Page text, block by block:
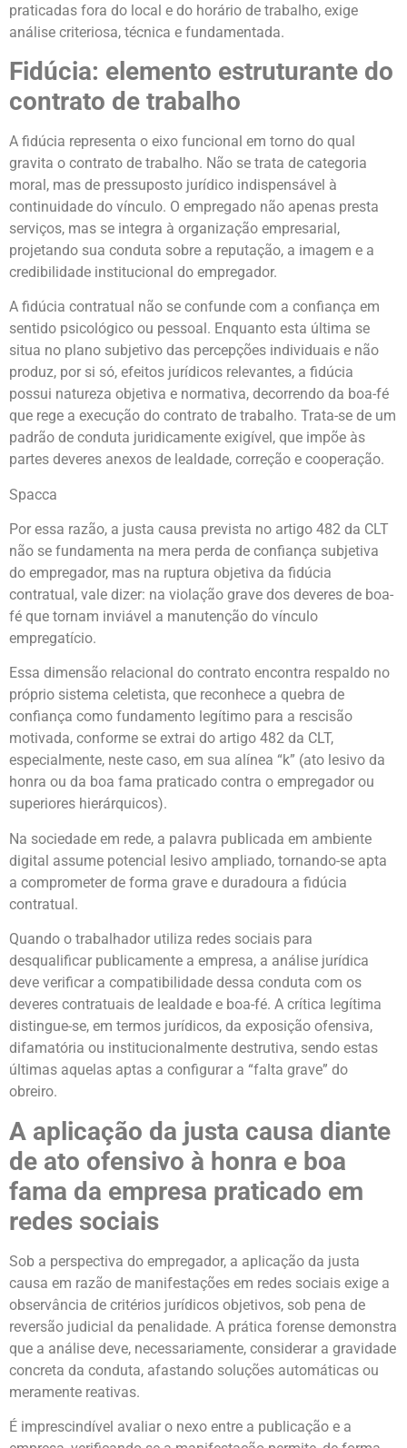
praticadas fora do local e do horário de trabalho, exige
análise criteriosa, técnica e fundamentada.
Fidúcia: elemento estruturante do
contrato de trabalho
A fidúcia representa o eixo funcional em torno do qual
gravita o contrato de trabalho. Não se trata de categoria
moral, mas de pressuposto jurídico indispensável à
continuidade do vínculo. O empregado não apenas presta
serviços, mas se integra à organização empresarial,
projetando sua conduta sobre a reputação, a imagem e a
credibilidade institucional do empregador.
A fidúcia contratual não se confunde com a confiança em
sentido psicológico ou pessoal. Enquanto esta última se
situa no plano subjetivo das percepções individuais e não
produz, por si só, efeitos jurídicos relevantes, a fidúcia
possui natureza objetiva e normativa, decorrendo da boa-fé
que rege a execução do contrato de trabalho. Trata-se de um
padrão de conduta juridicamente exigível, que impõe às
partes deveres anexos de lealdade, correção e cooperação.
Spacca
Por essa razão, a justa causa prevista no artigo 482 da CLT
não se fundamenta na mera perda de confiança subjetiva
do empregador, mas na ruptura objetiva da fidúcia
contratual, vale dizer: na violação grave dos deveres de boa-
fé que tornam inviável a manutenção do vínculo
empregatício.
Essa dimensão relacional do contrato encontra respaldo no
próprio sistema celetista, que reconhece a quebra de
confiança como fundamento legítimo para a rescisão
motivada, conforme se extrai do artigo 482 da CLT,
especialmente, neste caso, em sua alínea “k” (ato lesivo da
honra ou da boa fama praticado contra o empregador ou
superiores hierárquicos).
Na sociedade em rede, a palavra publicada em ambiente
digital assume potencial lesivo ampliado, tornando-se apta
a comprometer de forma grave e duradoura a fidúcia
contratual.
Quando o trabalhador utiliza redes sociais para
desqualificar publicamente a empresa, a análise jurídica
deve verificar a compatibilidade dessa conduta com os
deveres contratuais de lealdade e boa-fé. A crítica legítima
distingue-se, em termos jurídicos, da exposição ofensiva,
difamatória ou institucionalmente destrutiva, sendo estas
últimas aquelas aptas a configurar a “falta grave” do
obreiro.
A aplicação da justa causa diante
de ato ofensivo à honra e boa
fama da empresa praticado em
redes sociais
Sob a perspectiva do empregador, a aplicação da justa
causa em razão de manifestações em redes sociais exige a
observância de critérios jurídicos objetivos, sob pena de
reversão judicial da penalidade. A prática forense demonstra
que a análise deve, necessariamente, considerar a gravidade
concreta da conduta, afastando soluções automáticas ou
meramente reativas.
É imprescindível avaliar o nexo entre a publicação e a